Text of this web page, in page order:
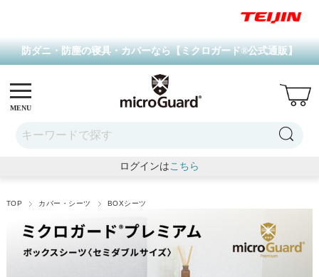
MENU
防ダニ・防塵の寝具・カバーなら【ミクロガード®公式通販】
ログインは こちら
TOP カバー・シーツ BOXシーツ